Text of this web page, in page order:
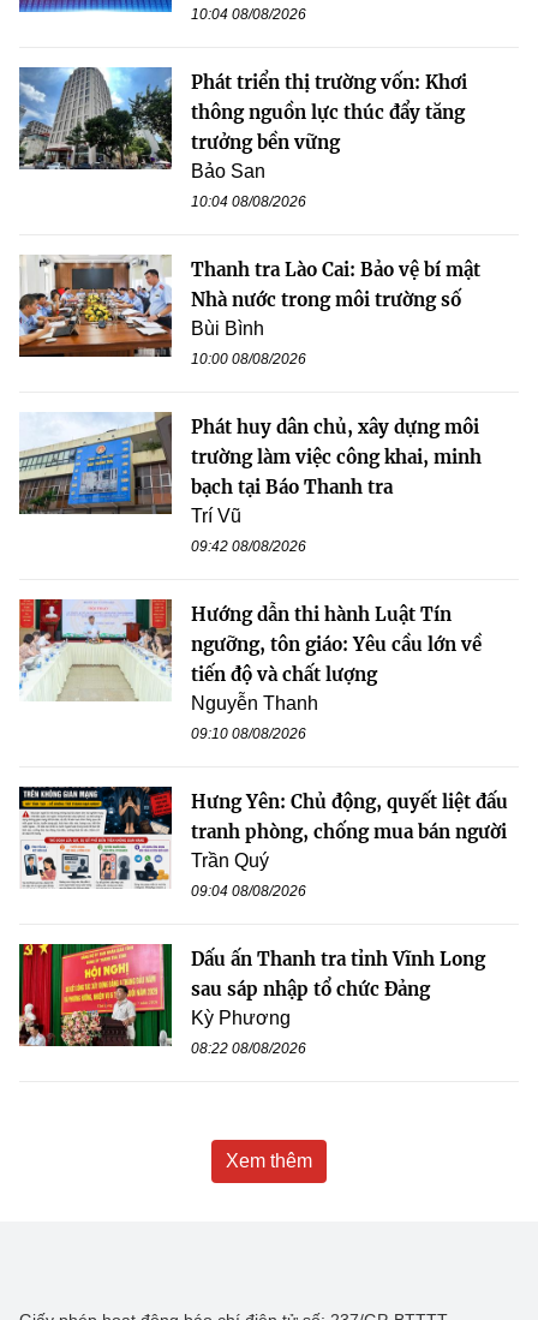
10:04 08/08/2026
Phát triển thị trường vốn: Khơi
thông nguồn lực thúc đẩy tăng
trưởng bền vững
Bảo San
10:04 08/08/2026
Thanh tra Lào Cai: Bảo vệ bí mật
Nhà nước trong môi trường số
Bùi Bình
10:00 08/08/2026
Phát huy dân chủ, xây dựng môi
trường làm việc công khai, minh
bạch tại Báo Thanh tra
Trí Vũ
09:42 08/08/2026
Hướng dẫn thi hành Luật Tín
ngưỡng, tôn giáo: Yêu cầu lớn về
tiến độ và chất lượng
Nguyễn Thanh
09:10 08/08/2026
Hưng Yên: Chủ động, quyết liệt đấu
tranh phòng, chống mua bán người
Trần Quý
09:04 08/08/2026
Dấu ấn Thanh tra tỉnh Vĩnh Long
sau sáp nhập tổ chức Đảng
Kỳ Phương
08:22 08/08/2026
Xem thêm